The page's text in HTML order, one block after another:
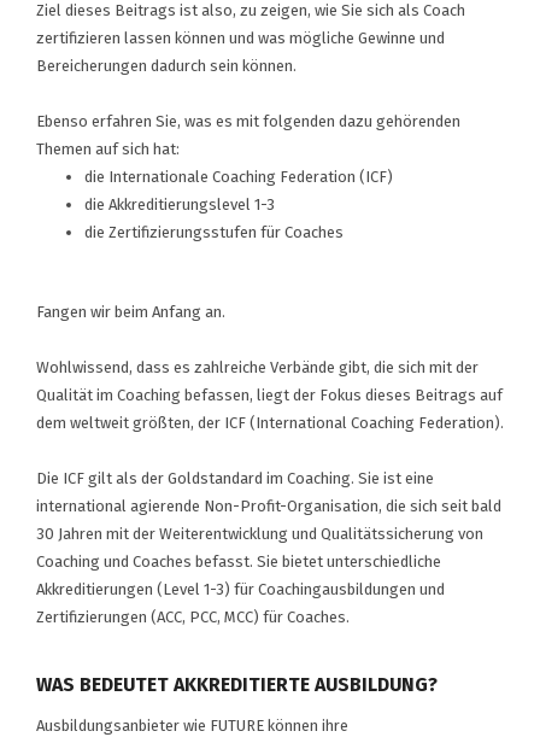
Ziel dieses Beitrags ist also, zu zeigen, wie Sie sich als Coach
zertifizieren lassen können und was mögliche Gewinne und
Bereicherungen dadurch sein können.
Ebenso erfahren Sie, was es mit folgenden dazu gehörenden
Themen auf sich hat:
die Internationale Coaching Federation (ICF)
die Akkreditierungslevel 1-3
die Zertifizierungsstufen für Coaches
Fangen wir beim Anfang an.
Wohlwissend, dass es zahlreiche Verbände gibt, die sich mit der
Qualität im Coaching befassen, liegt der Fokus dieses Beitrags auf
dem weltweit größten, der ICF (International Coaching Federation).
Die ICF gilt als der Goldstandard im Coaching. Sie ist eine
international agierende Non-Profit-Organisation, die sich seit bald
30 Jahren mit der Weiterentwicklung und Qualitätssicherung von
Coaching und Coaches befasst. Sie bietet unterschiedliche
Akkreditierungen (Level 1-3) für Coachingausbildungen und
Zertifizierungen (ACC, PCC, MCC) für Coaches.
WAS BEDEUTET AKKREDITIERTE AUSBILDUNG?
Ausbildungsanbieter wie FUTURE können ihre